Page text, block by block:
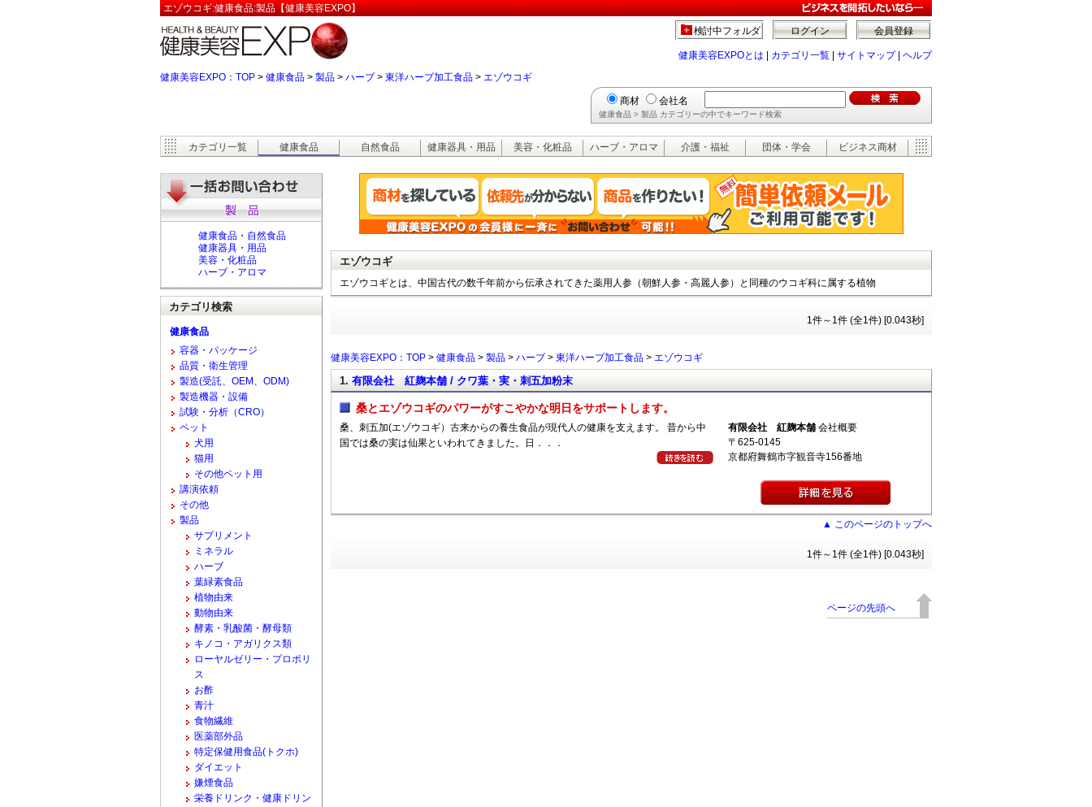
エゾウコギ:健康食品:製品【健康美容EXPO】
会員登録
ログイン
検討中フォルダ
健康美容EXPOとは カテゴリ一覧 サイトマップ| ヘルプ
健康美容EXPO：TOP > 健康食品 > 製品 > ハーブ > 東洋ハーブ加工食品 > エゾウコギ
商材 会社名
健康食品 > 製品 カテゴリーの中でキーワード検索
カテゴリ一覧 健康食品 自然食品 健康器具・用品 美容・化粧品 ハーブ・アロマ 介護・福祉 団体・学会 ビジネス商材
エゾウコギ
エゾウコギとは、中国古代の数千年前から伝承されてきた薬用人参（朝鮮人参・高麗人参）と同種のウコギ科に属する植物
1件～1件 (全1件) [0.043秒]
健康美容EXPO：TOP > 健康食品 > 製品 > ハーブ > 東洋ハーブ加工食品 > エゾウコギ
1. 有限会社 紅麹本舗 / クワ葉・実・刺五加粉末
桑とエゾウコギのパワーがすこやかな明日をサポートします。
桑、刺五加(エゾウコギ）古来からの養生食品が現代人の健康を支えます。 昔から中
国では桑の実は仙果といわれてきました。日．．．
有限会社 紅麹本舗 会社概要
〒625-0145
京都府舞鶴市字観音寺156番地
▲ このページのトップへ
1件～1件 (全1件) [0.043秒]
ページの先頭へ
健康食品・自然食品
健康器具・用品
美容・化粧品
ハーブ・アロマ
カテゴリ検索
健康食品
容器・パッケージ
品質・衛生管理
製造(受託、OEM、ODM)
製造機器・設備
試験・分析（CRO）
ペット
犬用
猫用
その他ペット用
講演依頼
その他
製品
サプリメント
ミネラル
ハーブ
葉緑素食品
植物由来
動物由来
酵素・乳酸菌・酵母類
キノコ・アガリクス類
ローヤルゼリー・プロポリ
ス
お酢
青汁
食物繊維
医薬部外品
特定保健用食品(トクホ)
ダイエット
嫌煙食品
栄養ドリンク・健康ドリン